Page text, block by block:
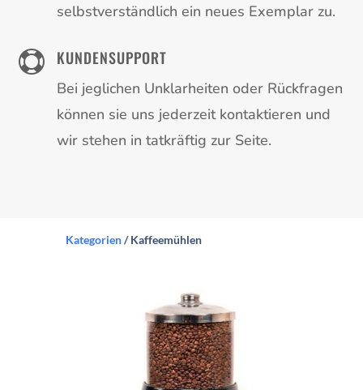
selbstverständlich ein neues Exemplar zu.
 KUNDENSUPPORT
Bei jeglichen Unklarheiten oder Rückfragen
können sie uns jederzeit kontaktieren und
wir stehen in tatkräftig zur Seite.
Kategorien/ Kaffeemühlen